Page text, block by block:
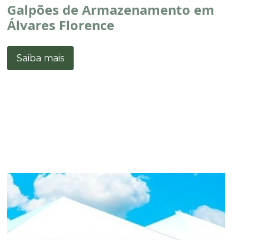
Galpões de Armazenamento em
Álvares Florence
Saiba mais